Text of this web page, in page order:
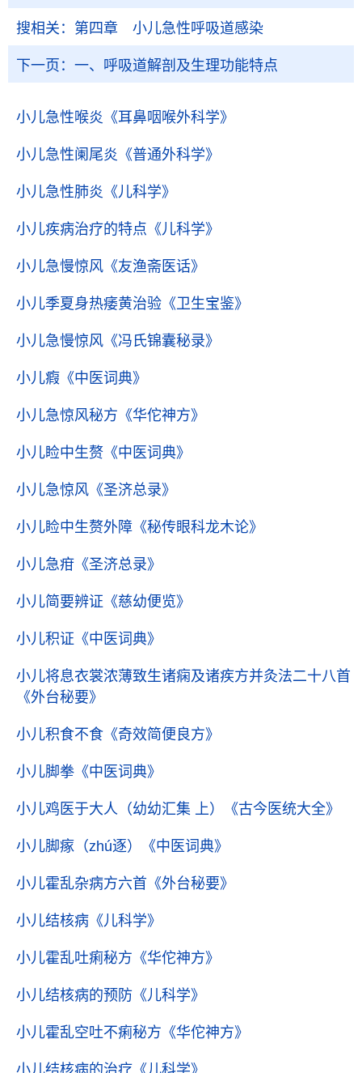
搜相关： 第四章 小儿急性呼吸道感染
下一页： 一、呼吸道解剖及生理功能特点
小儿急性喉炎 《耳鼻咽喉外科学》
小儿急性阑尾炎 《普通外科学》
小儿急性肺炎 《儿科学》
小儿疾病治疗的特点 《儿科学》
小儿急慢惊风 《友渔斋医话》
小儿季夏身热痿黄治验 《卫生宝鉴》
小儿急慢惊风 《冯氏锦囊秘录》
小儿瘕 《中医词典》
小儿急惊风秘方 《华佗神方》
小儿睑中生赘 《中医词典》
小儿急惊风 《圣济总录》
小儿睑中生赘外障 《秘传眼科龙木论》
小儿急疳 《圣济总录》
小儿简要辨证 《慈幼便览》
小儿积证 《中医词典》
小儿将息衣裳浓薄致生诸痫及诸疾方并灸法二十八首
《外台秘要》
小儿积食不食 《奇效简便良方》
小儿脚拳 《中医词典》
小儿鸡医于大人（幼幼汇集 上） 《古今医统大全》
小儿脚瘃（zhú逐） 《中医词典》
小儿霍乱杂病方六首 《外台秘要》
小儿结核病 《儿科学》
小儿霍乱吐痢秘方 《华佗神方》
小儿结核病的预防 《儿科学》
小儿霍乱空吐不痢秘方 《华佗神方》
小儿结核病的治疗 《儿科学》